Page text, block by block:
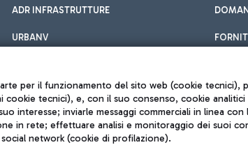
ADR INFRASTRUTTURE
URBANV
per il funzionamento del sito web (cookie
cookie tecnici), e, con il suo consenso, cookie
interesse; inviarle messaggi commerciali in linea
in rete; effettuare analisi e monitoraggio dei suoi
network (cookie di profilazione).